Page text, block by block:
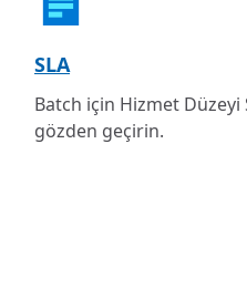
SLA
Batch için Hizmet Düzeyi
gözden geçirin.